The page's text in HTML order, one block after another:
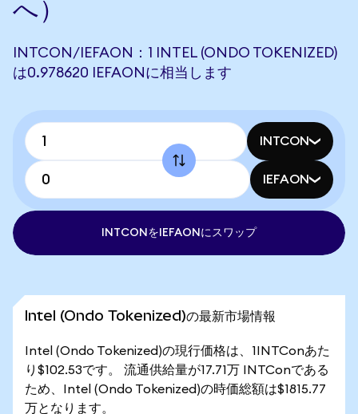
へ）
INTCON/IEFAON：1 INTEL (ONDO TOKENIZED)
は0.978620 IEFAONに相当します
INTCON
IEFAON
INTCONをIEFAONにスワップ
Intel (Ondo Tokenized)の最新市場情報
Intel (Ondo Tokenized)の現行価格は、1INTConあた
り$102.53です。 流通供給量が17.71万 INTConである
ため、Intel (Ondo Tokenized)の時価総額は$1815.77
万となります。